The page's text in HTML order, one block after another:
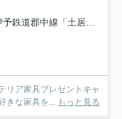
鉄道郡中線「土居田」駅 徒歩13分
リア家具プレゼントキャ
きな家具を...
もっと見る